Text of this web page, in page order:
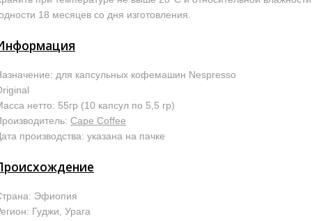
18 месяцев со дня изготовления.
для капсульных кофемашин Nespresso
нетто: 55гр (10 капсул по 5,5 гр)
Cape Coffee
производства: указана на пачке
Эфиопия
Гуджи, Урага